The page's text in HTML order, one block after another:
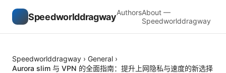
SpeedworlddragwayAuthorsAbout —
Speedworlddragway
Speedworlddragway › General ›
Aurora slim 与 VPN 的全面指南：提升上网隐私与速度的新选择